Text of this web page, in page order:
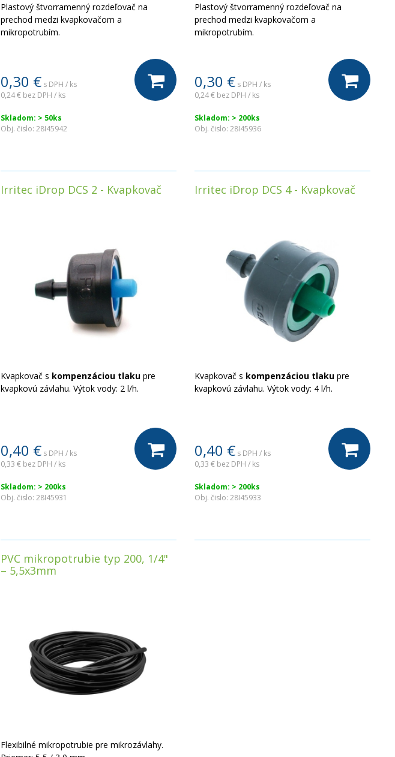
Plastový štvorramenný rozdeľovač na
prechod medzi kvapkovačom a
mikropotrubím.
0,30 € s DPH / ks
0,24 € bez DPH / ks
Skladom: > 50ks
Obj. čislo: 28I45942
Plastový štvorramenný rozdeľovač na
prechod medzi kvapkovačom a
mikropotrubím.
0,30 € s DPH / ks
0,24 € bez DPH / ks
Skladom: > 200ks
Obj. čislo: 28I45936
Irritec iDrop DCS 2 - Kvapkovač
Kvapkovač s kompenzáciou tlaku pre
kvapkovú závlahu. Výtok vody: 2 l/h.
0,40 € s DPH / ks
0,33 € bez DPH / ks
Skladom: > 200ks
Obj. čislo: 28I45931
Irritec iDrop DCS 4 - Kvapkovač
Kvapkovač s kompenzáciou tlaku pre
kvapkovú závlahu. Výtok vody: 4 l/h.
0,40 € s DPH / ks
0,33 € bez DPH / ks
Skladom: > 200ks
Obj. čislo: 28I45933
PVC mikropotrubie typ 200, 1/4"
– 5,5x3mm
Flexibilné mikropotrubie pre mikrozávlahy.